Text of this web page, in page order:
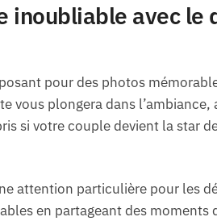
inoubliable avec le
pour des photos
vous plongera dans
si votre couple devient la star
attention particulière pour les
en partageant des moments